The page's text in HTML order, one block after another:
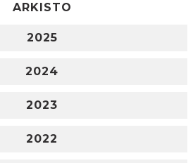
ARKISTO
2025
2024
2023
2022